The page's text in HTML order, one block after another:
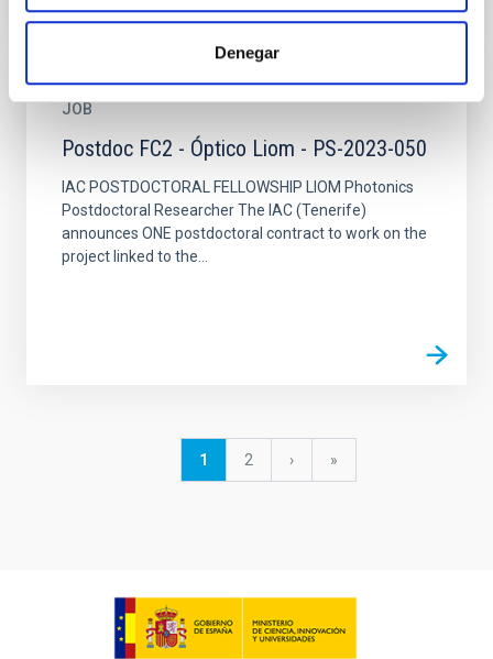
Denegar
JOB
Postdoc FC2 - Óptico Liom - PS-2023-050
IAC POSTDOCTORAL FELLOWSHIP LIOM Photonics
Postdoctoral Researcher The IAC (Tenerife)
announces ONE postdoctoral contract to work on the
project linked to the...
Current
1 Page
2
Next
›
last
»